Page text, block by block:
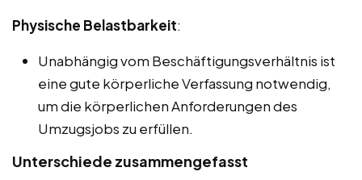
Physische Belastbarkeit:
Unabhängig vom Beschäftigungsverhältnis ist
eine gute körperliche Verfassung notwendig,
um die körperlichen Anforderungen des
Umzugsjobs zu erfüllen.
Unterschiede zusammengefasst